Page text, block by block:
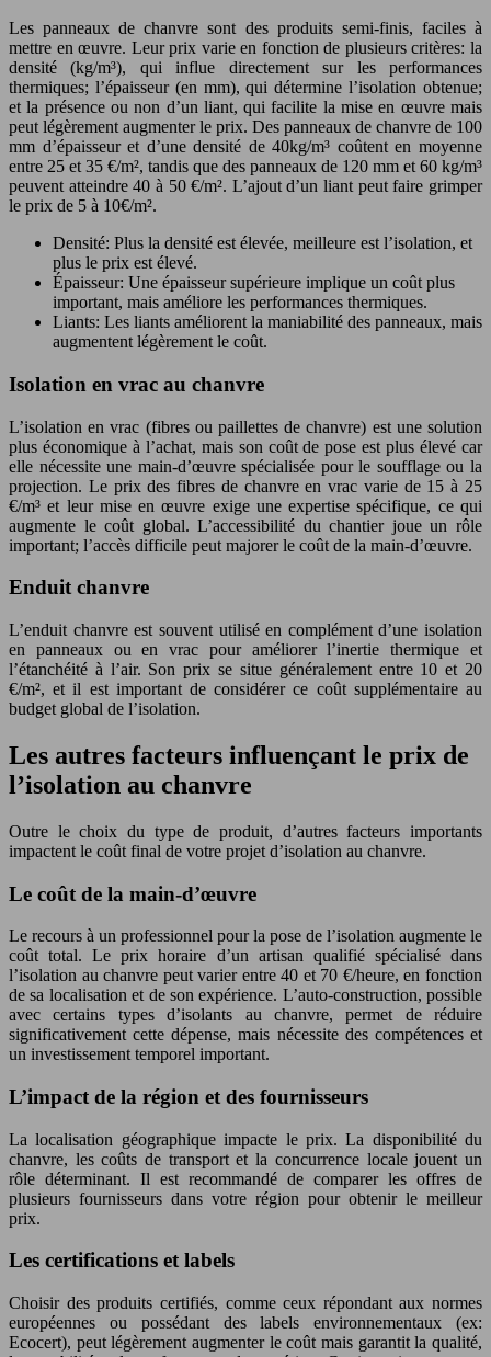
Les panneaux de chanvre sont des produits semi-finis, faciles à
mettre en œuvre. Leur prix varie en fonction de plusieurs critères: la
densité (kg/m³), qui influe directement sur les performances
thermiques; l’épaisseur (en mm), qui détermine l’isolation obtenue;
et la présence ou non d’un liant, qui facilite la mise en œuvre mais
peut légèrement augmenter le prix. Des panneaux de chanvre de 100
mm d’épaisseur et d’une densité de 40kg/m³ coûtent en moyenne
entre 25 et 35 €/m², tandis que des panneaux de 120 mm et 60 kg/m³
peuvent atteindre 40 à 50 €/m². L’ajout d’un liant peut faire grimper
le prix de 5 à 10€/m².
Densité: Plus la densité est élevée, meilleure est l’isolation, et
plus le prix est élevé.
Épaisseur: Une épaisseur supérieure implique un coût plus
important, mais améliore les performances thermiques.
Liants: Les liants améliorent la maniabilité des panneaux, mais
augmentent légèrement le coût.
Isolation en vrac au chanvre
L’isolation en vrac (fibres ou paillettes de chanvre) est une solution
plus économique à l’achat, mais son coût de pose est plus élevé car
elle nécessite une main-d’œuvre spécialisée pour le soufflage ou la
projection. Le prix des fibres de chanvre en vrac varie de 15 à 25
€/m³ et leur mise en œuvre exige une expertise spécifique, ce qui
augmente le coût global. L’accessibilité du chantier joue un rôle
important; l’accès difficile peut majorer le coût de la main-d’œuvre.
Enduit chanvre
L’enduit chanvre est souvent utilisé en complément d’une isolation
en panneaux ou en vrac pour améliorer l’inertie thermique et
l’étanchéité à l’air. Son prix se situe généralement entre 10 et 20
€/m², et il est important de considérer ce coût supplémentaire au
budget global de l’isolation.
Les autres facteurs influençant le prix de
l’isolation au chanvre
Outre le choix du type de produit, d’autres facteurs importants
impactent le coût final de votre projet d’isolation au chanvre.
Le coût de la main-d’œuvre
Le recours à un professionnel pour la pose de l’isolation augmente le
coût total. Le prix horaire d’un artisan qualifié spécialisé dans
l’isolation au chanvre peut varier entre 40 et 70 €/heure, en fonction
de sa localisation et de son expérience. L’auto-construction, possible
avec certains types d’isolants au chanvre, permet de réduire
significativement cette dépense, mais nécessite des compétences et
un investissement temporel important.
L’impact de la région et des fournisseurs
La localisation géographique impacte le prix. La disponibilité du
chanvre, les coûts de transport et la concurrence locale jouent un
rôle déterminant. Il est recommandé de comparer les offres de
plusieurs fournisseurs dans votre région pour obtenir le meilleur
prix.
Les certifications et labels
Choisir des produits certifiés, comme ceux répondant aux normes
européennes ou possédant des labels environnementaux (ex:
Ecocert), peut légèrement augmenter le coût mais garantit la qualité,